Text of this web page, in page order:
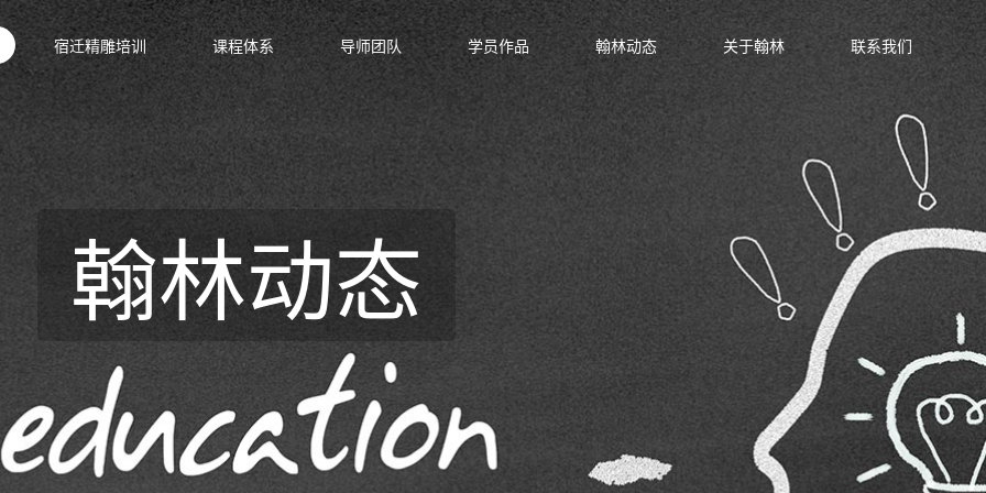
宿迁精雕培训 课程体系 导师团队 学员作品 翰林动态 关于翰林 联系我们
翰林动态